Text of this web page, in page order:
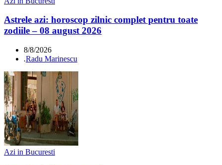
Astrele azi: horoscop zilnic complet pentru toate
zodiile – 08 august 2026
8/8/2026
.Radu Marinescu
Azi in Bucuresti